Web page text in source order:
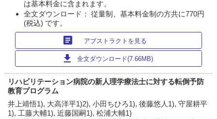
は基本料金に含まれます。
全文ダウンロード： 従量制、基本料金制の方共に770円
(税込) です。
article アブストラクトを見る
download 全文ダウンロード(7.66MB)
リハビリテーション病院の新人理学療法士に対する転倒予防
教育プログラム
井上靖悟1), 大高洋平1)2), 小田ちひろ1), 後藤悠人1), 守屋耕平
1), 工藤大輔1), 近藤国嗣1), 松浦大輔1)